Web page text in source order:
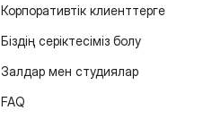
Корпоративтік клиенттерге
Біздің серіктесіміз болу
Залдар мен студиялар
FAQ